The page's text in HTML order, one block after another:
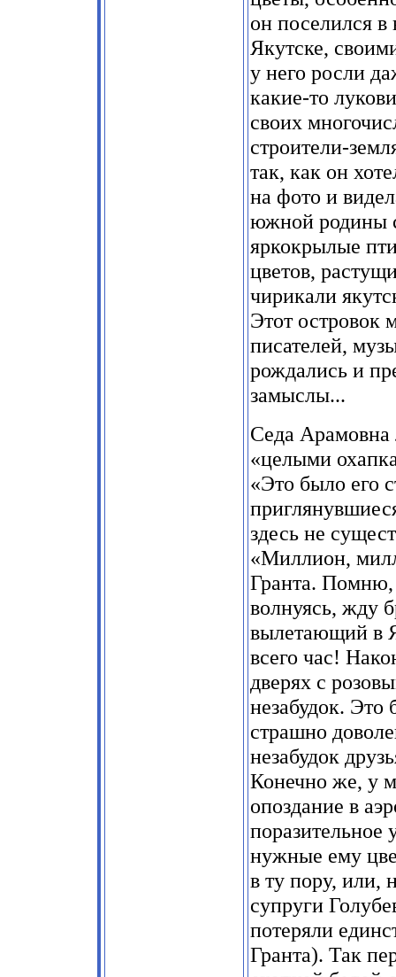
он поселился в
Якутске,
у него росли
какие-то
своих
строители-
так, как он
на фото и
южной родины
яркокрылые
цветов,
чирикали
Этот островок
писателей,
рождались и
замыслы...
Седа Арамовна
«целыми
«Это было его
здесь не
«Миллион,
Гранта. Помню,
волнуясь, жду
вылетающий в
всего час!
дверях с
незабудок. Это
страшно
незабудок
Конечно же, у
опоздание в
поразительное
нужные ему
в ту пору, или,
супруги
потеряли
Гранта). Так